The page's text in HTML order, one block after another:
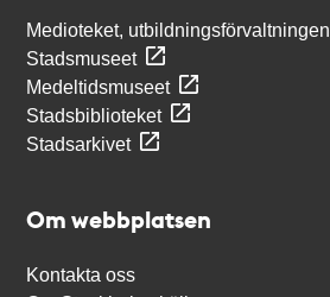
Medioteket, utbildningsförvaltningen
Stadsmuseet
Medeltidsmuseet
Stadsbiblioteket
Stadsarkivet
Om webbplatsen
Kontakta oss